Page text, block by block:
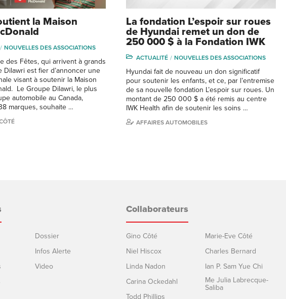
la Maison
NOUVELLES DES ASSOCIATIONS
des Fêtes, qui arrivent à grands
Dilawri est fier d’annoncer une
visant à soutenir la Maison
Le Groupe Dilawri, le plus
automobile au Canada,
marques, souhaite …
La fondation L’espoir sur roues
de Hyundai remet un don de
250 000 $ à la Fondation IWK
ACTUALITÉ NOUVELLES DES ASSOCIATIONS
Hyundai fait de nouveau un don significatif
pour soutenir les enfants, et ce, par l’entremise
de sa nouvelle fondation L’espoir sur roues. Un
montant de 250 000 $ a été remis au centre
IWK Health afin de soutenir les soins …
AFFAIRES AUTOMOBILES
Dossier
Infos Alerte
Video
Collaborateurs
Gino Côté
Niel Hiscox
Linda Nadon
Carina Ockedahl
Todd Phillips
Marie-Eve Côté
Charles Bernard
Ian P. Sam Yue Chi
Me Julia Labrecque-
Saliba